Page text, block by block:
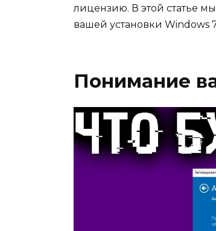
лицензию. В этой статье
вашей установки Windows
Понимание